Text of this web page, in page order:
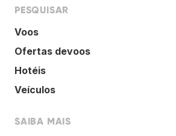
PESQUISAR
Voos
Ofertas devoos
Hotéis
Veículos
SAIBA MAIS